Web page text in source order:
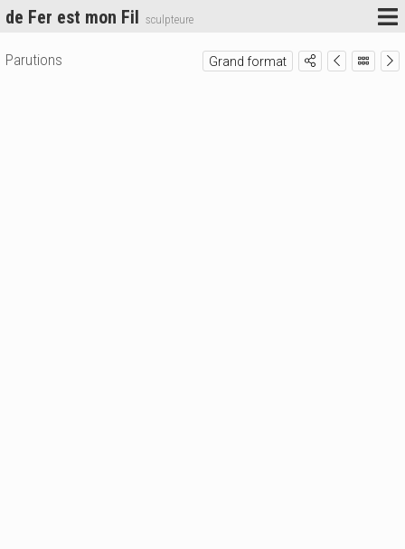
de Fer est mon Fil sculpteure
Grand format
Parutions